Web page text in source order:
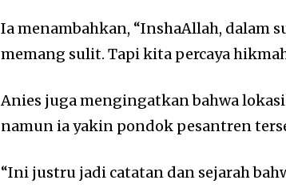
Ia menambahkan, “InshaAllah, dalam
memang sulit. Tapi kita percaya
Anies juga mengingatkan bahwa
namun ia yakin pondok pesantren
“Ini justru jadi catatan dan sejarah